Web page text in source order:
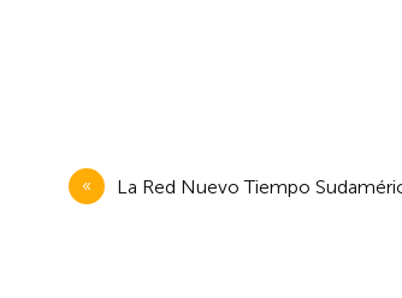
Navegación
de
La Red Nuevo Tiempo